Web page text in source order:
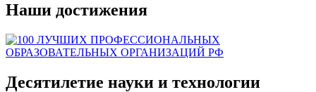
Наши достижения
Десятилетие науки и технологии